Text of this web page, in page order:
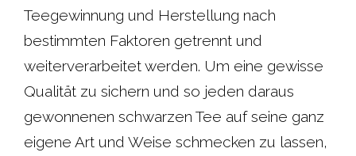
Teegewinnung und Herstellung nach
bestimmten Faktoren getrennt und
weiterverarbeitet werden. Um eine gewisse
Qualität zu sichern und so jeden daraus
gewonnenen schwarzen Tee auf seine ganz
eigene Art und Weise schmecken zu lassen,